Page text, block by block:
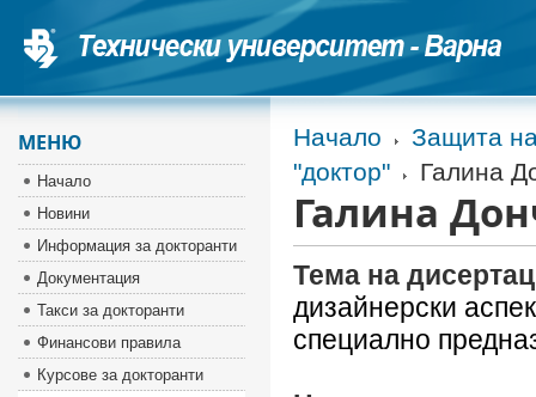
Начало
Защита
"доктор"
Галина
Галина
Тема на
дизайнерски
специално
МЕНЮ
Начало
Новини
Информация за докторанти
Документация
Такси за докторанти
Финансови правила
Курсове за докторанти